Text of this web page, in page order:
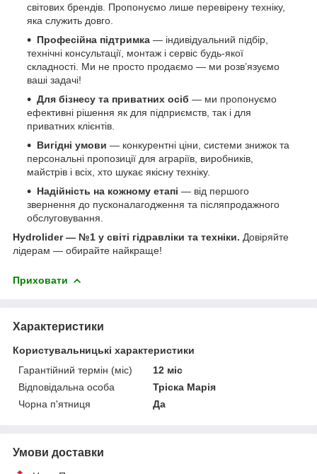
світових брендів. Пропонуємо лише перевірену техніку,
яка служить довго.
Професійна підтримка — індивідуальний підбір,
технічні консультації, монтаж і сервіс будь-якої
складності. Ми не просто продаємо — ми розв’язуємо
ваші задачі!
Для бізнесу та приватних осіб — ми пропонуємо
ефективні рішення як для підприємств, так і для
приватних клієнтів.
Вигідні умови — конкурентні ціни, системи знижок та
персональні пропозиції для аграріїв, виробників,
майстрів і всіх, хто шукає якісну техніку.
Надійність на кожному етапі — від першого
звернення до пусконалагодження та післяпродажного
обслуговування.
Hydrolider — №1 у світі гідравліки та техніки. Довіряйте
лідерам — обирайте найкраще!
Приховати
Характеристики
Користувальницькі характеристики
Гарантійний термін (міс)
12 міс
Відповідальна особа
Тріска Марія
Чорна п'ятниця
Да
Умови доставки